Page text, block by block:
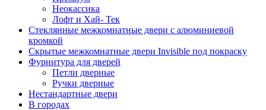
Неокассика
Лофт и Хай- Тек
Стеклянные межкомнатные двери с алюминиевой
кромкой
Скрытые межкомнатные двери Invisible под покраску
Фурнитура для дверей
Петли дверные
Ручки дверные
Нестандартные двери
В городах